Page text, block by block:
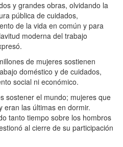
y grandes obras, olvidando la
pública de cuidados,
de la vida en común y para
moderna del trabajo
de mujeres sostienen
doméstico y de cuidados,
social ni económico.
sostener el mundo; mujeres que
eran las últimas en dormir.
tanto tiempo sobre los hombros
al cierre de su participación